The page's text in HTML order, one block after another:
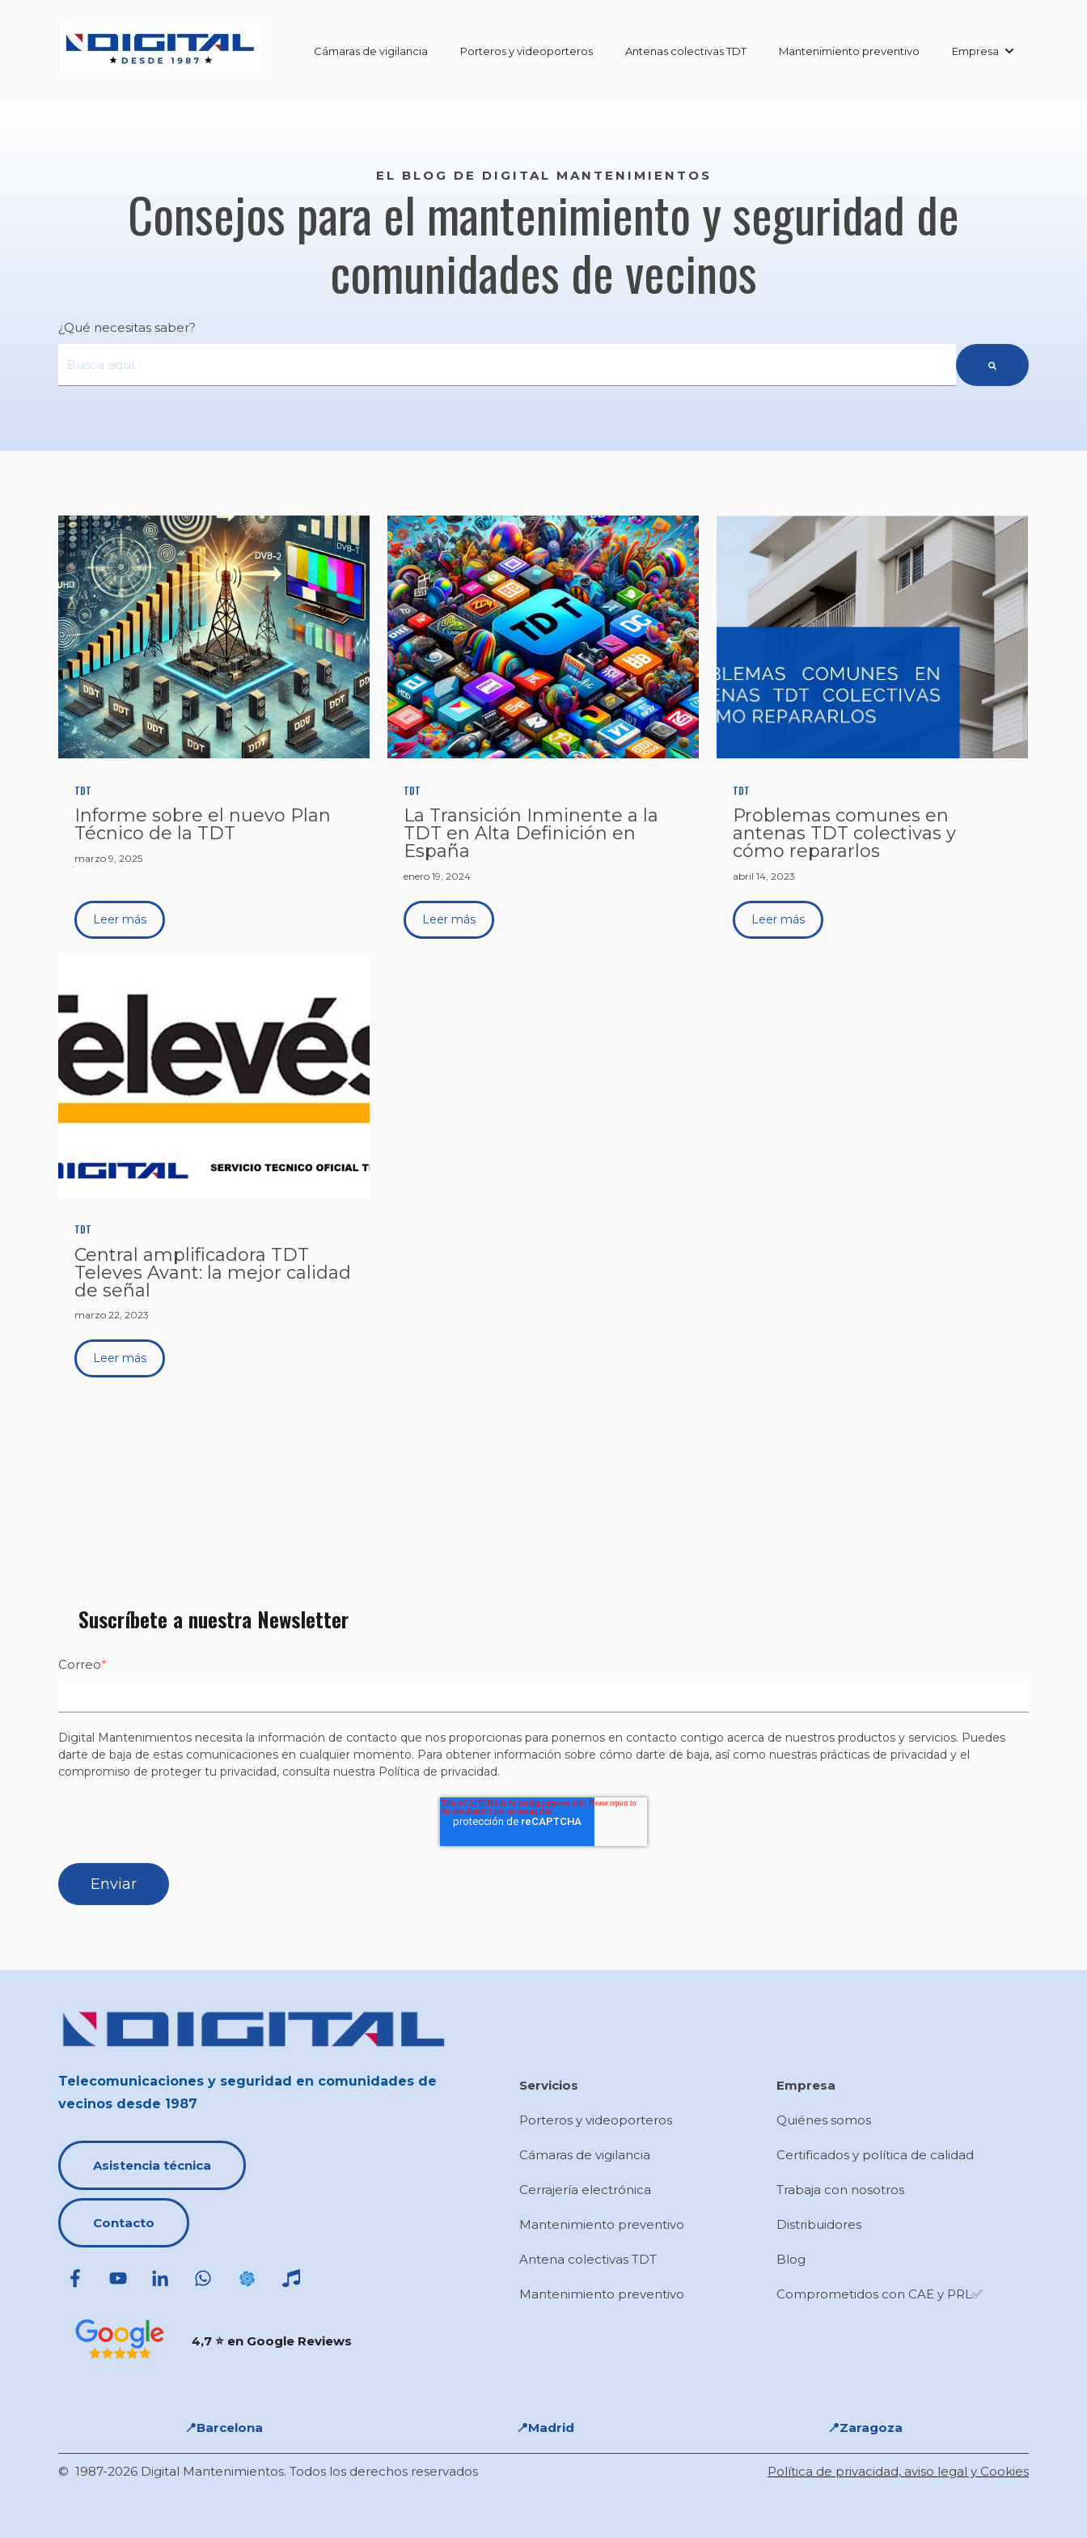
Cámaras de vigilancia Porteros y videoporteros Antenas colectivas TDT Mantenimiento preventivo Empresa
EL BLOG DE DIGITAL MANTENIMIENTOS
Consejos para el mantenimiento y seguridad de
comunidades de vecinos
¿Qué necesitas saber?
TDT
Informe sobre el nuevo Plan
Técnico de la TDT
marzo 9, 2025
Leer más
TDT
La Transición Inminente a la
TDT en Alta Definición en
España
enero 19, 2024
Leer más
TDT
Problemas comunes en
antenas TDT colectivas y
cómo repararlos
abril 14, 2023
Leer más
TDT
Central amplificadora TDT
Televes Avant: la mejor calidad
de señal
marzo 22, 2023
Leer más
Suscríbete a nuestra Newsletter
Correo*
Digital Mantenimientos necesita la información de contacto que nos proporcionas para ponernos en contacto contigo acerca de nuestros productos y servicios. Puedes
darte de baja de estas comunicaciones en cualquier momento. Para obtener información sobre cómo darte de baja, así como nuestras prácticas de privacidad y el
compromiso de proteger tu privacidad, consulta nuestra Política de privacidad.
Telecomunicaciones y seguridad en comunidades de
vecinos desde 1987
Asistencia técnica
Contacto
4,7 ⭐️ en Google Reviews
Servicios
Porteros y videoporteros
Cámaras de vigilancia
Cerrajería electrónica
Mantenimiento preventivo
Antena colectivas TDT
Mantenimiento preventivo
Empresa
Quiénes somos
Certificados y política de calidad
Trabaja con nosotros
Distribuidores
Blog
Comprometidos con CAE y PRL✅
📍​Barcelona 📍​Madrid 📍Zaragoza
© 1987-2026 Digital Mantenimientos. Todos los derechos reservados Política de privacidad, aviso legal y Cookies